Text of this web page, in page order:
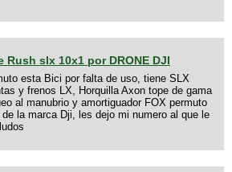
Rush slx 10x1 por DRONE DJI
esta Bici por falta de uso, tiene SLX
y frenos LX, Horquilla Axon tope de gama
al manubrio y amortiguador FOX permuto
de la marca Dji, les dejo mi numero al que le